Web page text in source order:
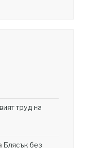
труд на
Блясък без